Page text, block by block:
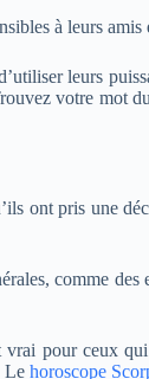
à leurs
leurs
votre mot
ont pris une
comme
vrai pour ceux
Le horoscope